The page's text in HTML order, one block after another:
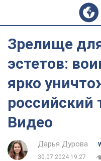
Зрелище
эстетов:
ярко
российский
Видео
Дарья Дурова
30.07.2024 19:27